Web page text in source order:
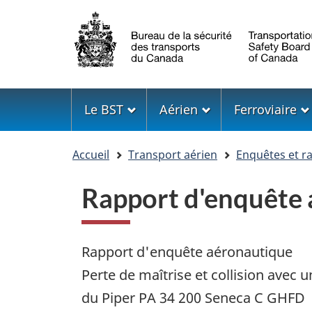
Sélection
de
la
langue
Menu
Le BST Aérien Ferroviaire
Accueil Transport aérien Enquêtes et
Rapport
Rapport d'enquête aéronautique
Perte de maîtrise et collision avec
du Piper PA 34 200 Seneca C GHFD